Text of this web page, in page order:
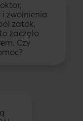
zwolnienia
zatok,
zaczęło
Czy